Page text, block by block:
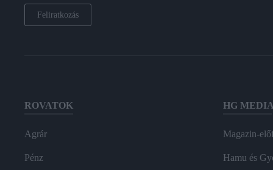
Feliratkozás
ROVATOK
Agrár
Pénz
HG MEDIA
Magazin-
Hamu és